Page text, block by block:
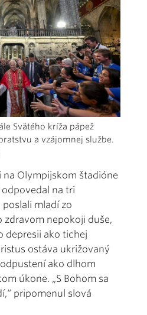
Svätého kríža pápež
a vzájomnej službe.
na Olympijskom štadióne
odpovedal na tri
mladí zo
zdravom nepokoji duše,
depresii ako tichej
ostáva ukrižovaný
ako dlhom
úkone. „S Bohom sa
pripomenul slová